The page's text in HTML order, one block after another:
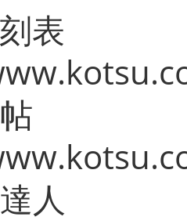
表
人